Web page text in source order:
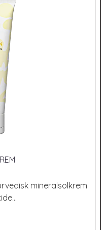
mineralsolkrem